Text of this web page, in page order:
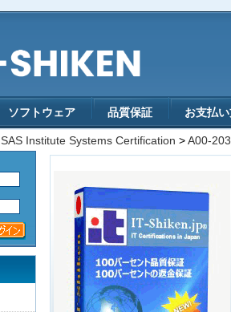
ソフトウェア 品質保証 お支払
SAS Institute Systems Certification >A00-203